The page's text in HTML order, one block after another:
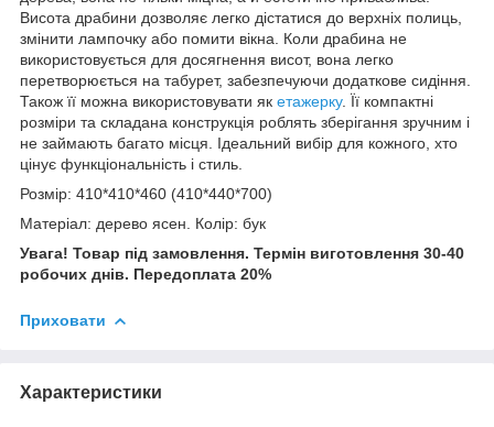
Висота драбини дозволяє легко дістатися до верхніх полиць,
змінити лампочку або помити вікна. Коли драбина не
використовується для досягнення висот, вона легко
перетворюється на табурет, забезпечуючи додаткове сидіння.
Також її можна використовувати як етажерку. Її компактні
розміри та складана конструкція роблять зберігання зручним і
не займають багато місця. Ідеальний вибір для кожного, хто
цінує функціональність і стиль.
Розмір: 410*410*460 (410*440*700)
Матеріал: дерево ясен. Колір: бук
Увага! Товар під замовлення. Термін виготовлення 30-40
робочих днів. Передоплата 20%
Приховати
Характеристики